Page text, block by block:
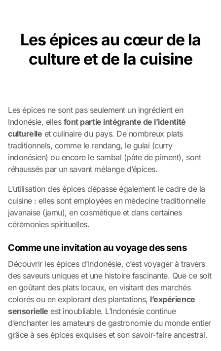
Les épices au cœur de la
culture et de la cuisine
Les épices ne sont pas seulement un ingrédient en
Indonésie, elles font partie intégrante de l’identité
culturelle et culinaire du pays. De nombreux plats
traditionnels, comme le rendang, le gulai (curry
indonésien) ou encore le sambal (pâte de piment), sont
réhaussés par un savant mélange d’épices.
L’utilisation des épices dépasse également le cadre de la
cuisine : elles sont employées en médecine traditionnelle
javanaise (jamu), en cosmétique et dans certaines
cérémonies spirituelles.
Comme une invitation au voyage des sens
Découvrir les épices d’Indonésie, c’est voyager à travers
des saveurs uniques et une histoire fascinante. Que ce soit
en goûtant des plats locaux, en visitant des marchés
colorés ou en explorant des plantations, l’expérience
sensorielle est inoubliable. L’Indonésie continue
d’enchanter les amateurs de gastronomie du monde entier
grâce à ses épices exquises et son savoir-faire ancestral.